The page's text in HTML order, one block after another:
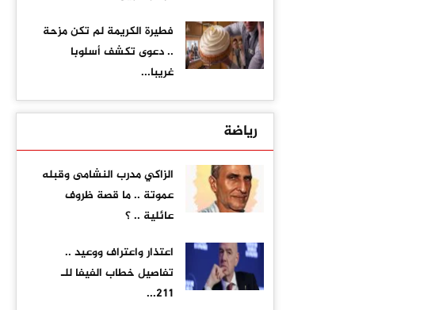
فطيرة الكريمة لم تكن مزحة
.. دعوى تكشف أسلوبا
غريبا...
رياضة
الزاكي مدرب النشامى وقبله
عموتة .. ما قصة ظروف
عائلية .. ؟
اعتذار واعتراف ووعيد ..
تفاصيل خطاب الفيفا للـ
211...